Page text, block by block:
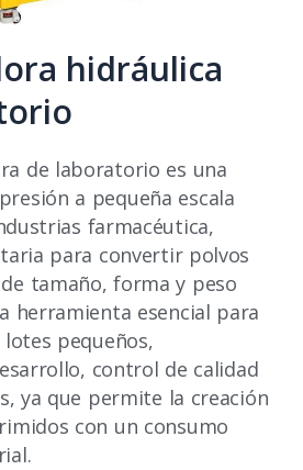
hidráulica
de laboratorio es una
a pequeña escala
farmacéutica,
para convertir polvos
tamaño, forma y peso
herramienta esencial para
pequeños,
control de calidad
ya que permite la creación
con un consumo